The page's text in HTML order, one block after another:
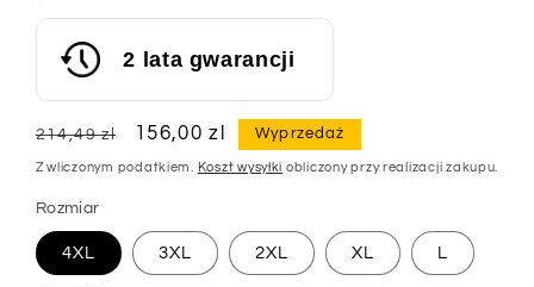
2 lata gwarancji
Cena
regularna
214,49 zl
Cena
sprzedaży
156,00 zl Wyprzedaż
Z wliczonym podatkiem. Koszt wysyłki obliczony przy realizacji zakupu.
Rozmiar
4XL 3XL 2XL XL L